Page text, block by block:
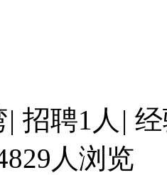
| 招聘1人 |
人浏览